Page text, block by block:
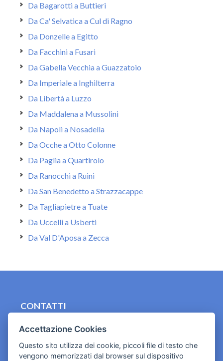
Da Bagarotti a Buttieri
Da Ca' Selvatica a Cul di Ragno
Da Donzelle a Egitto
Da Facchini a Fusari
Da Gabella Vecchia a Guazzatoio
Da Imperiale a Inghilterra
Da Libertà a Luzzo
Da Maddalena a Mussolini
Da Napoli a Nosadella
Da Ocche a Otto Colonne
Da Paglia a Quartirolo
Da Ranocchi a Ruini
Da San Benedetto a Strazzacappe
Da Tagliapietre a Tuate
Da Uccelli a Usberti
Da Val D'Aposa a Zecca
CONTATTI
Cookies e informativa privacy
Accettazione Cookies
Questo sito utilizza dei cookie, piccoli file di testo che
vengono memorizzati dal browser sul dispositivo